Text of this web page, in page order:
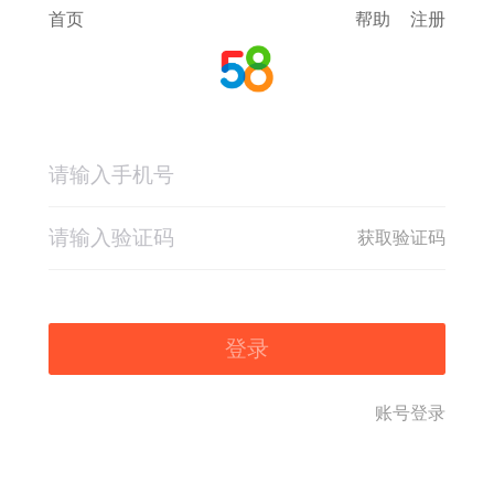
首页 帮助 注册
获取验证码
登录
账号登录